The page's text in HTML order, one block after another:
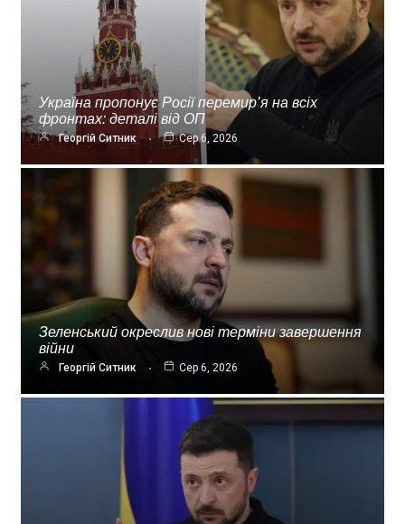
Україна пропонує Росії перемир’я на всіх
фронтах: деталі від ОП
Георгій Ситник Сер 6, 2026
Зеленський окреслив нові терміни завершення
війни
Георгій Ситник Сер 6, 2026